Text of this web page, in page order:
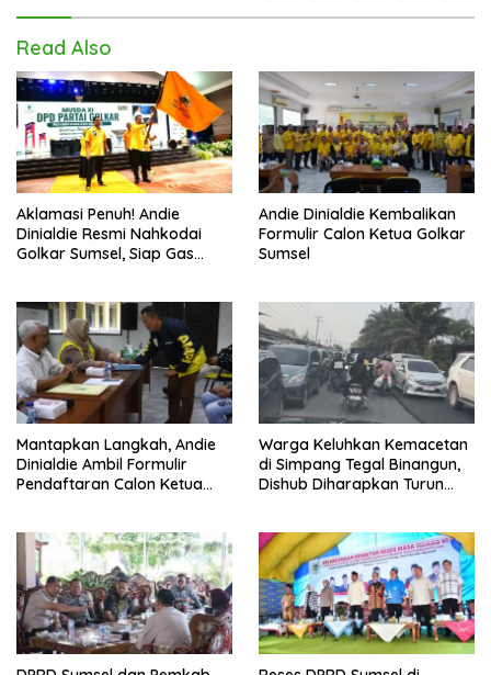
Read Also
Aklamasi Penuh! Andie
Dinialdie Resmi Nahkodai
Golkar Sumsel, Siap Gas
Andie Dinialdie Kembalikan
Formulir Calon Ketua Golkar
Sumsel
Mantapkan Langkah, Andie
Dinialdie Ambil Formulir
Pendaftaran Calon Ketua
Warga Keluhkan Kemacetan
di Simpang Tegal Binangun,
Dishub Diharapkan Turun